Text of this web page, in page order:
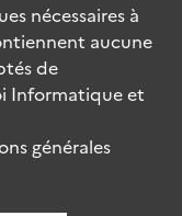
nécessaires à
aucune
de
Informatique et
générales